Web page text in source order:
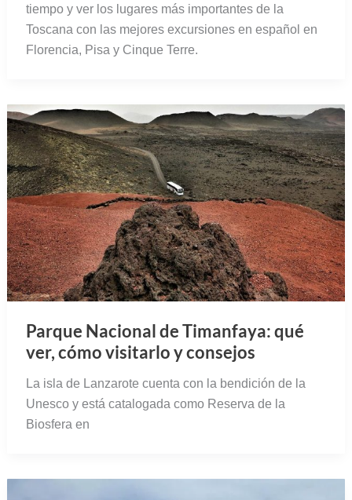
tiempo y ver los lugares más importantes de la
Toscana con las mejores excursiones en español en
Florencia, Pisa y Cinque Terre.
Parque Nacional de Timanfaya: qué
ver, cómo visitarlo y consejos
La isla de Lanzarote cuenta con la bendición de la
Unesco y está catalogada como Reserva de la
Biosfera en